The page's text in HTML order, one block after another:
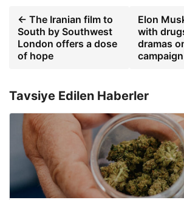
← The Iranian film to
South by Southwest
London offers a dose
of hope
Elon
with
dramas
Tavsiye Edilen Haberler